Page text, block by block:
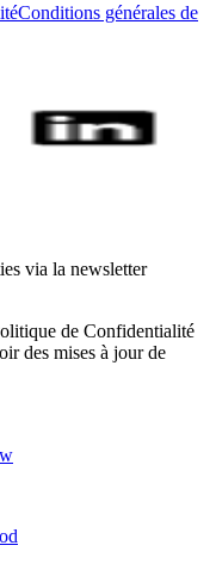
Conditions générales de
via la newsletter
de Confidentialité
des mises à jour de